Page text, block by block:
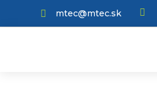
 mtec@mtec.sk 